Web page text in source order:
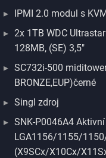
IPMI 2.0 modul s
2x 1TB WDC
128MB, (SE) 3,5"
SC732i-500
BRONZE,EUP)černé
Singl zdroj
SNK-P0046A4
LGA1156/1155/
(X9SCx/X10Cx/